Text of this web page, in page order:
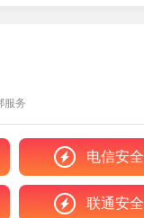
服务
电信安
联通安